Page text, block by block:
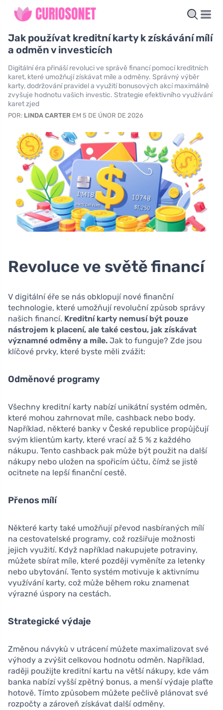
Jak používat kreditní karty k získávání mílí
a odměn v investicích
Digitální éra přináší revoluci ve správě financí pomocí kreditních
karet, které umožňují získávat míle a odměny. Správný výběr
karty, dodržování pravidel a využití bonusových akcí maximálně
zvyšuje hodnotu vašich investic. Strategie efektivního využívání
karet zjed
POR: LINDA CARTER EM 5 DE ÚNOR DE 2026
Revoluce ve světě financí
V digitální éře se nás obklopují nové finanční
technologie, které umožňují revoluční způsob správy
našich financí. Kreditní karty nemusí být pouze
nástrojem k placení, ale také cestou, jak získávat
významné odměny a míle. Jak to funguje? Zde jsou
klíčové prvky, které byste měli zvážit:
Odměnové programy
Všechny kreditní karty nabízí unikátní systém odměn,
které mohou zahrnovat míle, cashback nebo body.
Například, některé banky v České republice propůjčují
svým klientům karty, které vrací až 5 % z každého
nákupu. Tento cashback pak může být použit na další
nákupy nebo uložen na spořicím účtu, čímž se jistě
ocitnete na lepší finanční cestě.
Přenos mílí
Některé karty také umožňují převod nasbíraných mílí
na cestovatelské programy, což rozšiřuje možnosti
jejich využití. Když například nakupujete potraviny,
můžete sbírat míle, které později vyměníte za letenky
nebo ubytování. Tento systém motivuje k aktivnímu
využívání karty, což může během roku znamenat
výrazné úspory na cestách.
Strategické výdaje
Změnou návyků v utrácení můžete maximalizovat své
výhody a zvýšit celkovou hodnotu odměn. Například,
raději použijte kreditní kartu na větší nákupy, kde vám
banka nabízí vyšší zpětný bonus, a menší výdaje plaťte
hotově. Tímto způsobem můžete pečlivě plánovat své
rozpočty a zároveň získávat další odměny.